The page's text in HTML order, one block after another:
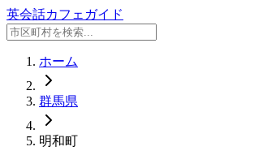
英会話カフェガイド
ホーム
群馬県
明和町